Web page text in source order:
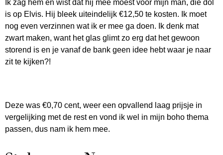
Ik zag hem en wist dat hij mee moest voor mijn man, die dol
is op Elvis. Hij bleek uiteindelijk €12,50 te kosten. Ik moet
nog even verzinnen wat ik er mee ga doen. Ik denk mat
zwart maken, want het glas glimt zo erg dat het gewoon
storend is en je vanaf de bank geen idee hebt waar je naar
zit te kijken?!
Deze was €0,70 cent, weer een opvallend laag prijsje in
vergelijking met de rest en vond ik wel in mijn boho thema
passen, dus nam ik hem mee.